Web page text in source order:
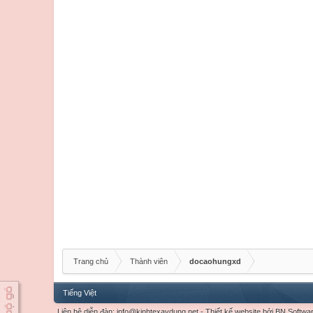
Trang chủ Thành viên docaohungxd
Tiếng Việt